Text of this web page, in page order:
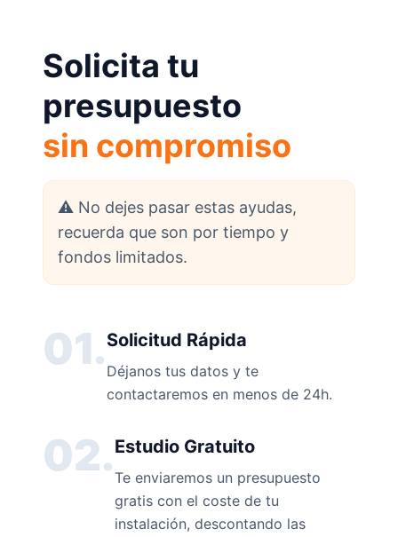
Solicita tu
presupuesto
sin compromiso
⚠️ No dejes pasar estas ayudas,
recuerda que son por tiempo y
fondos limitados.
01.Solicitud Rápida
Déjanos tus datos y te
contactaremos en menos de 24h.
02.Estudio Gratuito
Te enviaremos un presupuesto
gratis con el coste de tu
instalación, descontando las